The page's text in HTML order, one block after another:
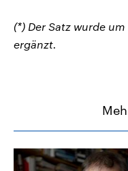
(*) Der Satz wurde
ergänzt.